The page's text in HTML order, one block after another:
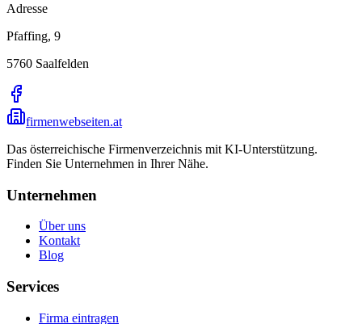
Adresse
Pfaffing, 9
5760 Saalfelden
firmenwebseiten.at
Das österreichische Firmenverzeichnis mit KI-Unterstützung.
Finden Sie Unternehmen in Ihrer Nähe.
Unternehmen
Über uns
Kontakt
Blog
Services
Firma eintragen